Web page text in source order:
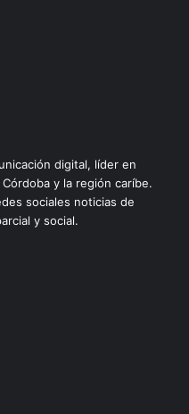
digital, líder en
y la región caríbe.
sociales noticias de
y social.